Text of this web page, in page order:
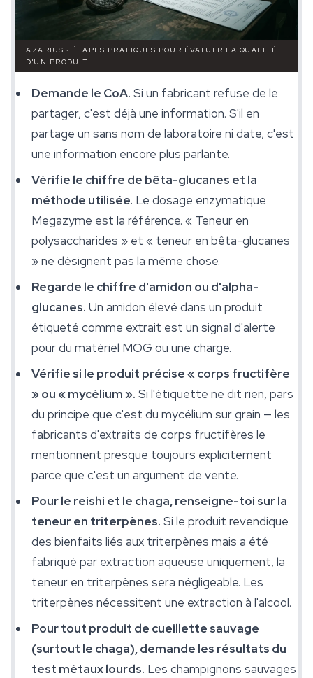
AZARIUS · ÉTAPES PRATIQUES POUR ÉVALUER LA QUALITÉ
D'UN PRODUIT
Demande le CoA. Si un fabricant refuse de le
partager, c'est déjà une information. S'il en
partage un sans nom de laboratoire ni date, c'est
une information encore plus parlante.
Vérifie le chiffre de bêta-glucanes et la
méthode utilisée. Le dosage enzymatique
Megazyme est la référence. « Teneur en
polysaccharides » et « teneur en bêta-glucanes
» ne désignent pas la même chose.
Regarde le chiffre d'amidon ou d'alpha-
glucanes. Un amidon élevé dans un produit
étiqueté comme extrait est un signal d'alerte
pour du matériel MOG ou une charge.
Vérifie si le produit précise « corps fructifère
» ou « mycélium ». Si l'étiquette ne dit rien, pars
du principe que c'est du mycélium sur grain — les
fabricants d'extraits de corps fructifères le
mentionnent presque toujours explicitement
parce que c'est un argument de vente.
Pour le reishi et le chaga, renseigne-toi sur la
teneur en triterpènes. Si le produit revendique
des bienfaits liés aux triterpènes mais a été
fabriqué par extraction aqueuse uniquement, la
teneur en triterpènes sera négligeable. Les
triterpènes nécessitent une extraction à l'alcool.
Pour tout produit de cueillette sauvage
(surtout le chaga), demande les résultats du
test métaux lourds. Les champignons sauvages